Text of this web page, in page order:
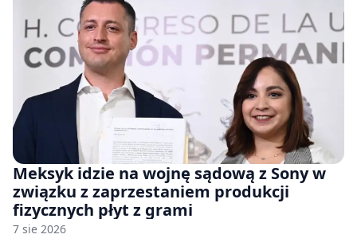
Meksyk idzie na wojnę sądową z Sony w
związku z zaprzestaniem produkcji
fizycznych płyt z grami
7 sie 2026